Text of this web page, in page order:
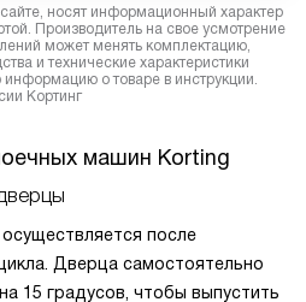
носят информационный характер
Производитель на свое усмотрение
может менять комплектацию,
и технические характеристики
о товаре в инструкции.
Кортинг
машин Korting
после
Дверца самостоятельно
15 градусов, чтобы выпустить